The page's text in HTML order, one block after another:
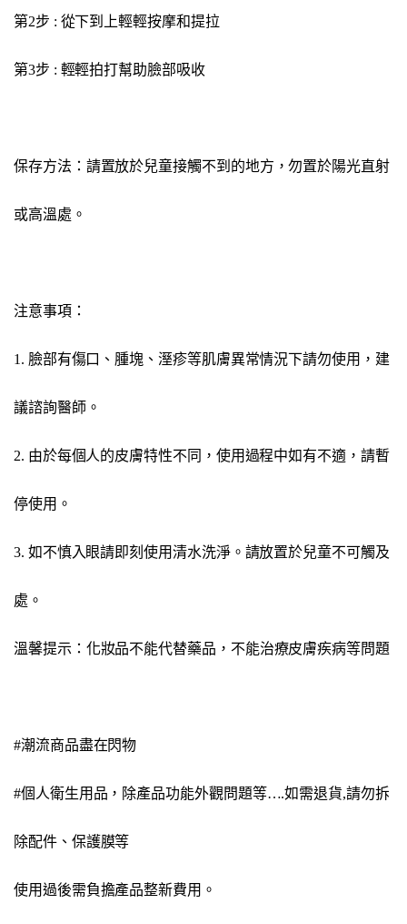
第2步 : 從下到上輕輕按摩和提拉
第3步 : 輕輕拍打幫助臉部吸收
保存方法：請置放於兒童接觸不到的地方，勿置於陽光直射
或高溫處。
注意事項：
1. 臉部有傷口、腫塊、溼疹等肌膚異常情況下請勿使用，建
議諮詢醫師。
2. 由於每個人的皮膚特性不同，使用過程中如有不適，請暫
停使用。
3. 如不慎入眼請即刻使用清水洗淨。請放置於兒童不可觸及
處。
溫馨提示：化妝品不能代替藥品，不能治療皮膚疾病等問題
#潮流商品盡在閃物
#個人衛生用品，除產品功能外觀問題等….如需退貨,請勿拆
除配件、保護膜等
使用過後需負擔產品整新費用。